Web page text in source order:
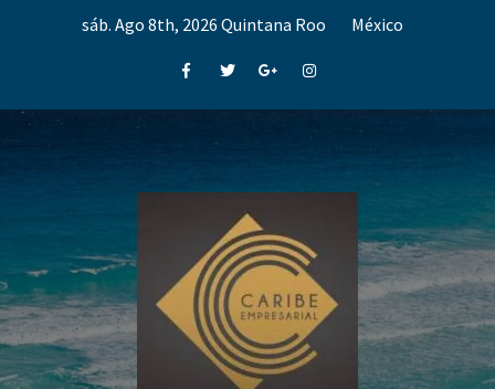
sáb. Ago 8th, 2026 Quintana Roo México
FacebookTwitterGoogle+Instagram